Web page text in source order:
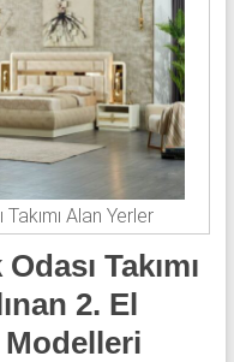
Alan Yerler
Takımı
2. El
Modelleri